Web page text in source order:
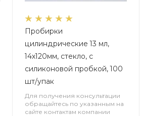
Пробирки
цилиндрические 13 мл,
14х120мм, стекло, с
силиконовой пробкой, 100
шт/упак
Для получения консультации
обращайтесь по указанным на
сайте контактам компании